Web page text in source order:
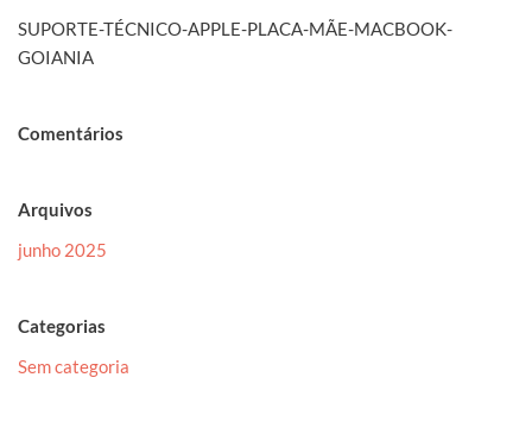
SUPORTE-TÉCNICO-APPLE-PLACA-MÃE-MACBOOK-
GOIANIA
Comentários
Arquivos
junho 2025
Categorias
Sem categoria